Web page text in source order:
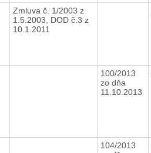
Zmluva č. 1/2003 z
1.5.2003, DOD č.3 z
10.1.2011
100/2013
zo dňa
11.10.2013
104/2013